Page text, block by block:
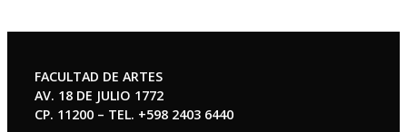
FACULTAD DE ARTES
AV. 18 DE JULIO 1772
CP. 11200 – TEL. +598 2403 6440